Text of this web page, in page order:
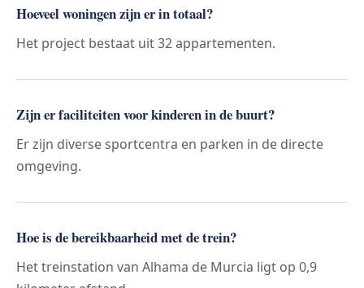
Hoeveel woningen zijn er in totaal?
Het project bestaat uit 32 appartementen.
Zijn er faciliteiten voor kinderen in de buurt?
Er zijn diverse sportcentra en parken in de directe
omgeving.
Hoe is de bereikbaarheid met de trein?
Het treinstation van Alhama de Murcia ligt op 0,9